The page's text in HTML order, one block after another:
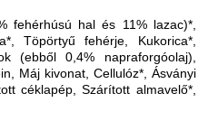
fehérhúsú hal és 11% lazac)*,
Töpörtyű fehérje, Kukorica*,
(ebből 0,4% napraforgóolaj),
Máj kivonat, Cellulóz*, Ásványi
céklapép, Szárított almavelő*,